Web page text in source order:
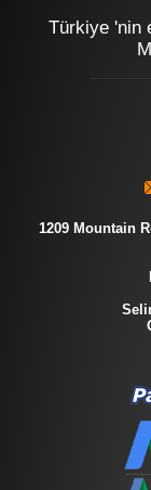
Türkiye 'nin
1209 Mountain